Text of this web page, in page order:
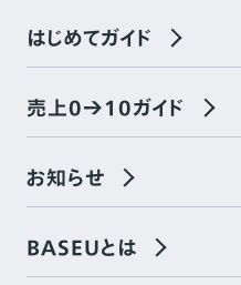
はじめてガイド
売上0→10ガイド
お知らせ
BASEUとは